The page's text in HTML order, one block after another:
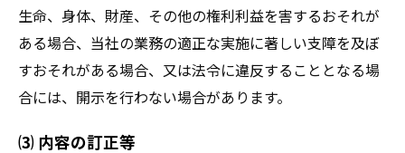
生命、身体、財産、その他の権利利益を害するおそれが
ある場合、当社の業務の適正な実施に著しい支障を及ぼ
すおそれがある場合、又は法令に違反することとなる場
合には、開示を行わない場合があります。
⑶ 内容の訂正等